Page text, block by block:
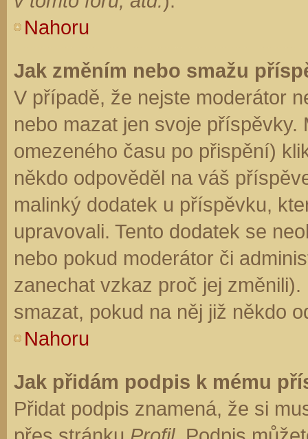
Nahoru
Jak změním nebo smažu
V případě, že nejste moderátor
nebo mazat jen svoje
omezeného času po přispění)
někdo odpověděl na váš
malinký dodatek u příspěvku,
upravovali. Tento dodatek se
nebo pokud moderátor či
zanechat vzkaz proč jej
smazat, pokud na něj již někdo
Nahoru
Jak přidám podpis k mému
Přidat podpis znamená, že si